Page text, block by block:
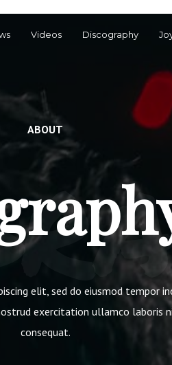
Videos Discography
ABOUT
elit, sed do eiusmod tempor
exercitation ullamco laboris
consequat.